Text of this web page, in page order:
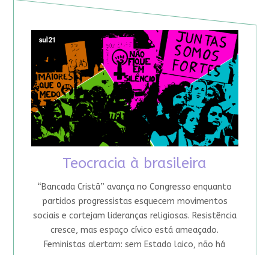
Teocracia à brasileira
“Bancada Cristã” avança no Congresso enquanto
partidos progressistas esquecem movimentos
sociais e cortejam lideranças religiosas. Resistência
cresce, mas espaço cívico está ameaçado.
Feministas alertam: sem Estado laico, não há